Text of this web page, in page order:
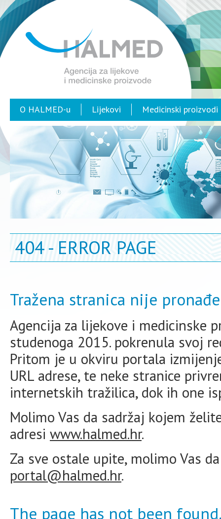
O HALMED-u Lijekovi Medicinski proizvodi
404 - ERROR PAGE
Tražena stranica nije
Agencija za lijekove i medicinske
studenoga 2015. pokrenula svoj
Pritom je u okviru portala
URL adrese, te neke stranice
internetskih tražilica, dok ih one
Molimo Vas da sadržaj kojem
adresi www.halmed.hr.
Za sve ostale upite, molimo Vas
portal@halmed.hr.
The page has not been